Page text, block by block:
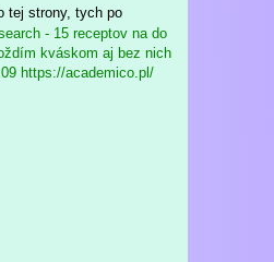
tej strony, tych po
- 15 receptov na do
kváskom aj bez nich
https://academico.pl/